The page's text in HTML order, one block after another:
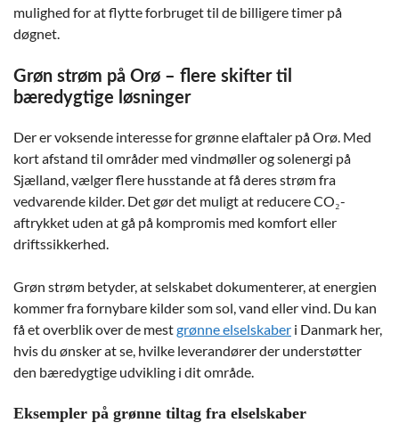
mulighed for at flytte forbruget til de billigere timer på
døgnet.
Grøn strøm på Orø – flere skifter til
bæredygtige løsninger
Der er voksende interesse for grønne elaftaler på Orø. Med
kort afstand til områder med vindmøller og solenergi på
Sjælland, vælger flere husstande at få deres strøm fra
vedvarende kilder. Det gør det muligt at reducere CO₂-
aftrykket uden at gå på kompromis med komfort eller
driftssikkerhed.
Grøn strøm betyder, at selskabet dokumenterer, at energien
kommer fra fornybare kilder som sol, vand eller vind. Du kan
få et overblik over de mestgrønne elselskaber i Danmark her,
hvis du ønsker at se, hvilke leverandører der understøtter
den bæredygtige udvikling i dit område.
Eksempler på grønne tiltag fra elselskaber